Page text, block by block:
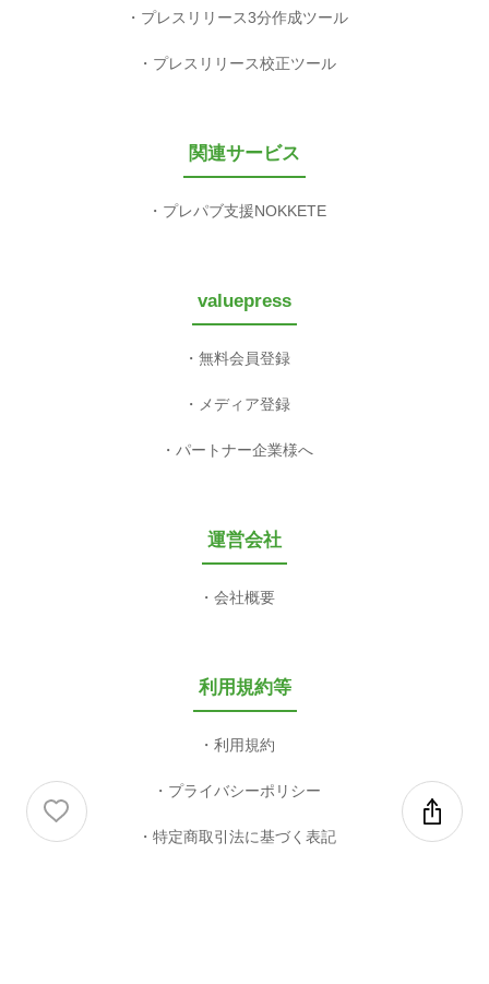
プレスリリース3分作成ツール
プレスリリース校正ツール
関連サービス
プレパブ支援NOKKETE
valuepress
無料会員登録
メディア登録
パートナー企業様へ
運営会社
会社概要
利用規約等
利用規約
プライバシーポリシー
特定商取引法に基づく表記